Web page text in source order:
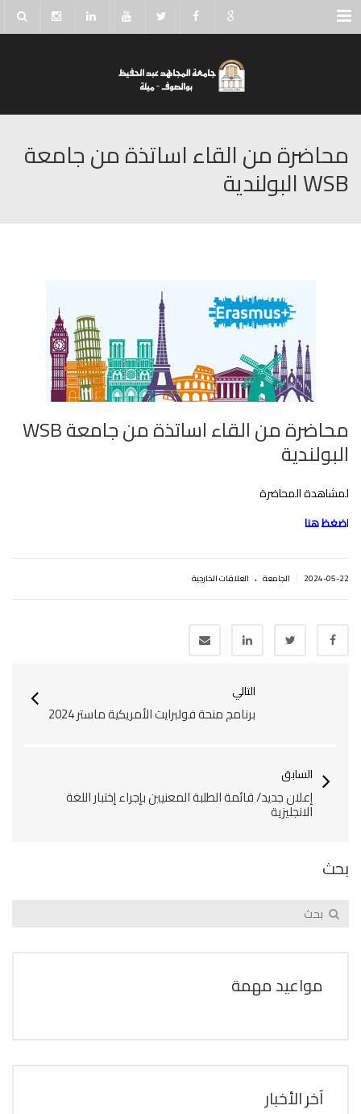
Menu
محاضرة من القاء اساتذة من جامعة
WSB البولندية
محاضرة من القاء اساتذة من جامعة WSB
البولندية
لمشاهدة المحاضرة
اضغظ هنا
2024-05-22 الجامعة . العلاقات الخارجية
التالي
برنامج منحة فولبرايت الأمريكية ماستر 2024‎
السابق
إعلان جديد/ قائمة الطلبة المعنيين بإجراء إختبار اللغة
الانجليزية
بحث
مواعيد مهمة
آخر الأخبار